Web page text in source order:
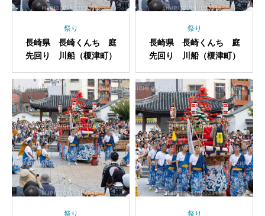
祭り
長崎県 長崎くんち 庭
先回り 川船（榎津町）
祭り
長崎県 長崎くんち 庭
先回り 川船（榎津町）
祭り 祭り